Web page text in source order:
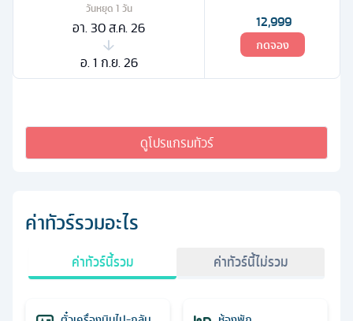
วันหยุด 1 วัน
อา. 30 ส.ค. 26
อ. 1 ก.ย. 26
12,999
กดจอง
ดูโปรแกรมทัวร์
ค่าทัวร์รวมอะไร
ค่าทัวร์นี้รวม ค่าทัวร์นี้ไม่รวม